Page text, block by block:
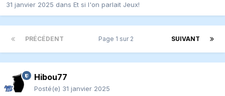
31 janvier 2025 dans Et si l'on parlait Jeux!
PRÉCÉDENT SUIVANT
Page 1 sur 2
Hibou77
Posté(e) 31 janvier 2025